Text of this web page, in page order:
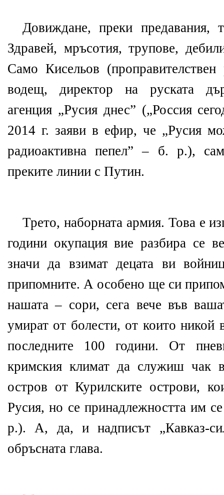
Довиждане, преки
Здравей, мръсотия, трупове,
Само Кисельов
водещ, директор на руската
агенция „Русия днес” („Россия
2014 г. заяви в ефир, че „Русия
радиоактивна пепел” – б. р.),
преките линии с Путин.
Трето, наборната армия. Това е
години окупация вие разбира се
значи да взимат децата ви
припомните. А особено ще си
нашата – сори, сега вече във
умират от болести, от които никой
последните 100 години. От
кримския климат да служиш чак
остров от Курилските острови,
Русия, но се принадлежността им
р.). А, да, и надписът „Кавказ-
обръсната глава.